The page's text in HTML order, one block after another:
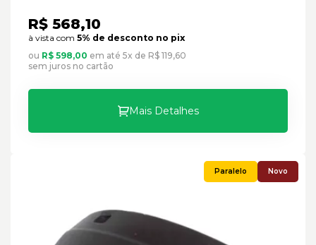
R$ 568,10
à vista com 5% de desconto no pix
ou R$ 598,00 em até 5x de R$ 119,60
sem juros no cartão
Mais Detalhes
Novo